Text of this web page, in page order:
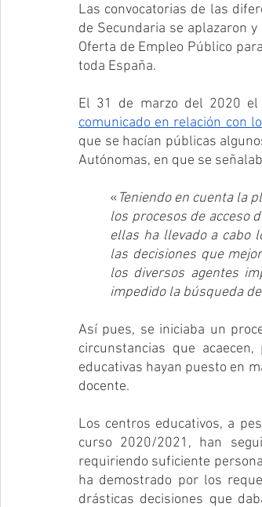
Las convocatorias de las
de Secundaria se aplazaron
Oferta de Empleo Público
toda España.
comunicado en relación con
que se hacían públicas
Autónomas, en que se
«Teniendo en cuenta la
los procesos de acceso
ellas ha llevado a cabo
las decisiones que
los diversos agentes
impedido la búsqueda
Así pues, se iniciaba un
circunstancias que
educativas hayan puesto en
docente.
Los centros educativos, a
curso 2020/2021, han
requiriendo suficiente
ha demostrado por los
drásticas decisiones que